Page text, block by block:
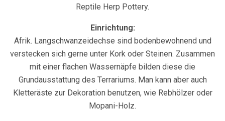
Reptile Herp Pottery.
Einrichtung:
Afrik. Langschwanzeidechse sind bodenbewohnend und
verstecken sich gerne unter Kork oder Steinen. Zusammen
mit einer flachen Wassernäpfe bilden diese die
Grundausstattung des Terrariums. Man kann aber auch
Kletteräste zur Dekoration benutzen, wie Rebhölzer oder
Mopani-Holz.